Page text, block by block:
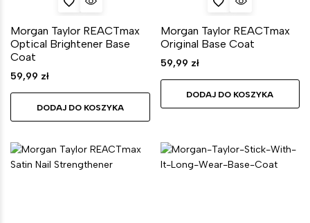
Morgan Taylor REACTmax
Optical Brightener Base
Coat
59,99 zł
DODAJ DO KOSZYKA
Morgan Taylor REACTmax
Original Base Coat
59,99 zł
DODAJ DO KOSZYKA